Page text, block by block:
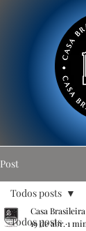
Post
Todos posts
Todos posts
Casa
19 de abr. 1